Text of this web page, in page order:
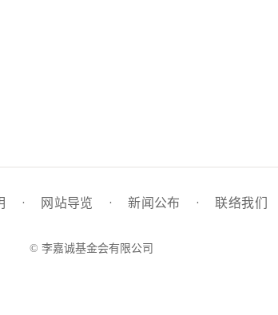
· 网站导览 · 新闻公布 · 联络我们
© 李嘉诚基金会有限公司